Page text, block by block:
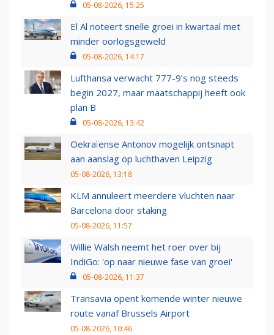
05-08-2026, 15:25
El Al noteert snelle groei in kwartaal met
minder oorlogsgeweld
05-08-2026, 14:17
Lufthansa verwacht 777-9’s nog steeds
begin 2027, maar maatschappij heeft ook
plan B
05-08-2026, 13:42
Oekraïense Antonov mogelijk ontsnapt
aan aanslag op luchthaven Leipzig
05-08-2026, 13:18
KLM annuleert meerdere vluchten naar
Barcelona door staking
05-08-2026, 11:57
Willie Walsh neemt het roer over bij
IndiGo: 'op naar nieuwe fase van groei'
05-08-2026, 11:37
Transavia opent komende winter nieuwe
route vanaf Brussels Airport
05-08-2026, 10:46